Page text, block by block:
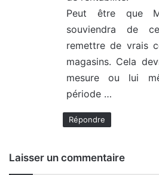
Peut être que
souviendra de
remettre de vrais
magasins. Cela
mesure ou lui
période …
Répondre
Laisser un commentaire